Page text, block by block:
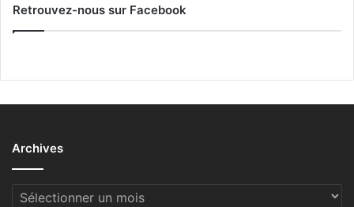
Retrouvez-nous sur Facebook
Archives
Archives